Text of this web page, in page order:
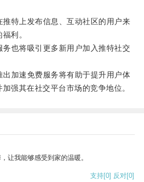
特上发布信息、互动社区的用户来
利。
也将吸引更多新用户加入推特社交
加速免费服务将有助于提升用户体
强其在社交平台市场的竞争地位。
让我能够感受到家的温暖。
支持[0] 反对[0]